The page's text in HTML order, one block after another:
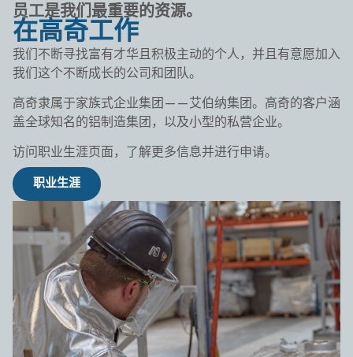
员工是我们最重要的资源。
在高奇工作
我们不断寻找富有才华且积极主动的个人，并且有意愿加入
我们这个不断成长的公司和团队。
高奇隶属于家族式企业集团——艾伯纳集团。高奇的客户涵
盖全球知名的铝制造集团，以及小型的私营企业。
访问职业生涯页面，了解更多信息并进行申请。
职业生涯